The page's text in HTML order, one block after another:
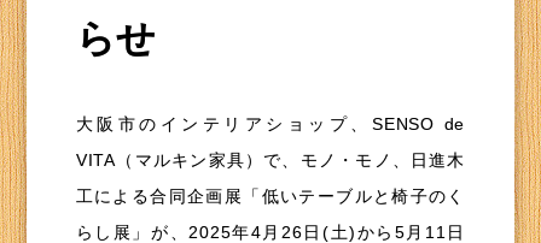
らせ
大阪市のインテリアショップ、SENSO de
VITA（マルキン家具）で、モノ・モノ、日進木
工による合同企画展「低いテーブルと椅子のく
らし展」が、2025年4月26日(土)から5月11日